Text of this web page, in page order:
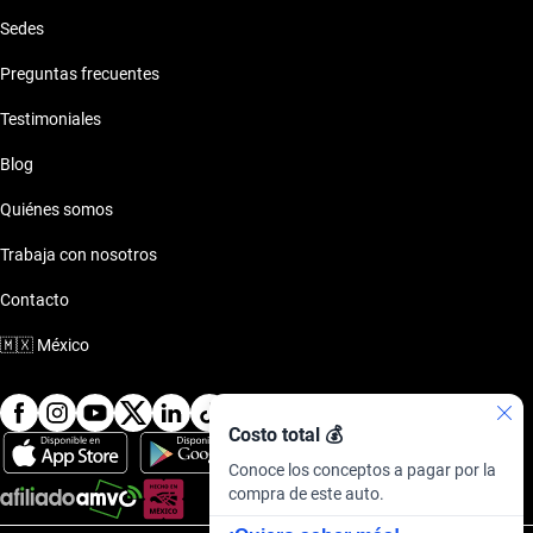
Costo total 💰
Conoce los conceptos a pagar por la
compra de este auto.
Sedes
Preguntas frecuentes
Testimoniales
Blog
Quiénes somos
Trabaja con nosotros
Contacto
🇲🇽 México